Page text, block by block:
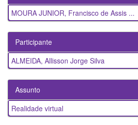
MOURA JUNIOR, Francisco de Assis ...
Participante
ALMEIDA, Allisson Jorge Silva
Assunto
Realidade virtual